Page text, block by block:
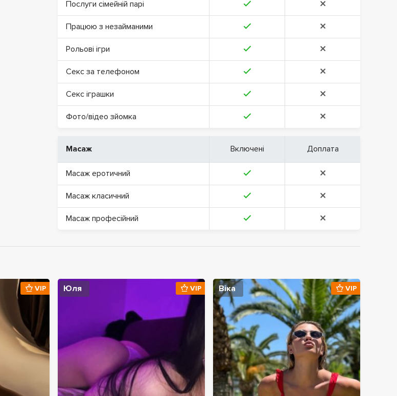
Послуги сімейній парі
Працюю з незайманими
Рольові ігри
Секс за телефоном
Секс іграшки
Фото/відео зйомка
Масаж Включені Доплата
Масаж еротичний
Масаж класичний
Масаж професійний
VIP Юля VIP Віка VIP